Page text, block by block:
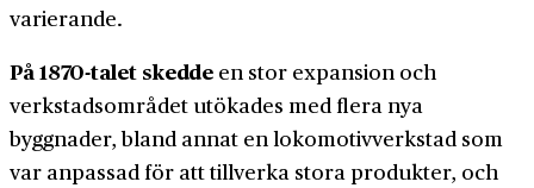
varierande.
På 1870-talet skeddeen stor expansion och
verkstads­området utökades med flera nya
byggnader, bland annat en lokomotiv­verkstad som
var anpassad för att tillverka stora produkter, och